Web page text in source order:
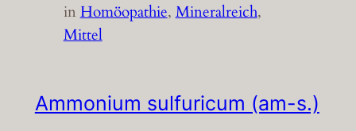
inHomöopathie, Mineralreich
Mittel
Ammonium sulfuricum (am-s.)